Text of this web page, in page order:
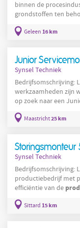
binnen de
grondstoffen ten
waarborgen van een
nadruk op veiligheid,
Geleen 16 km
Junior
Synsel Techniek
Bedrijfsomschrijving: Locatie: Maastricht. Wegens groei van de
werkzaamheden zijn
op zoek naar een
(in teamverband)
stand houden van de
hun klanten van
Maastricht25 km
Synsel Techniek
Bedrijfsomschrijving: Locatie: Sittard. Dit is een toonaangevend
productiebedrijf met
efficiëntie van de
Door middel van
Sittard 15 km